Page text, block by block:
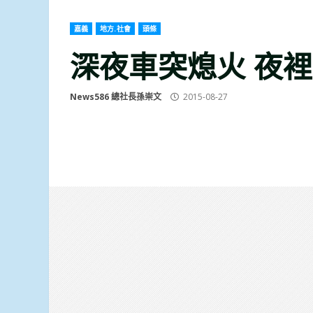
嘉義 地方.社會 頭條
深夜車突熄火 夜
News586 總社長孫崇文 2015-08-27